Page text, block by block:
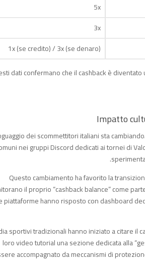
5x
3x
1x (se credito) / 3x (se denaro)
dati confermano che il cashback è
dei scommettitori italiani sta
nei gruppi Discord dedicati ai tornei di
Questo cambiamento ha favorito la
il proprio “cashback balance” come
piattaforme hanno risposto con dashboard
sportivi tradizionali hanno iniziato a citare il
loro video tutorial una sezione dedicata alla
accompagnato da meccanismi di